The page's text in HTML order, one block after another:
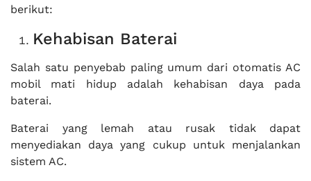
berikut:
Kehabisan Baterai
Salah satu penyebab paling umum dari otomatis AC
mobil mati hidup adalah kehabisan daya pada
baterai.
Baterai yang lemah atau rusak tidak dapat
menyediakan daya yang cukup untuk menjalankan
sistem AC.